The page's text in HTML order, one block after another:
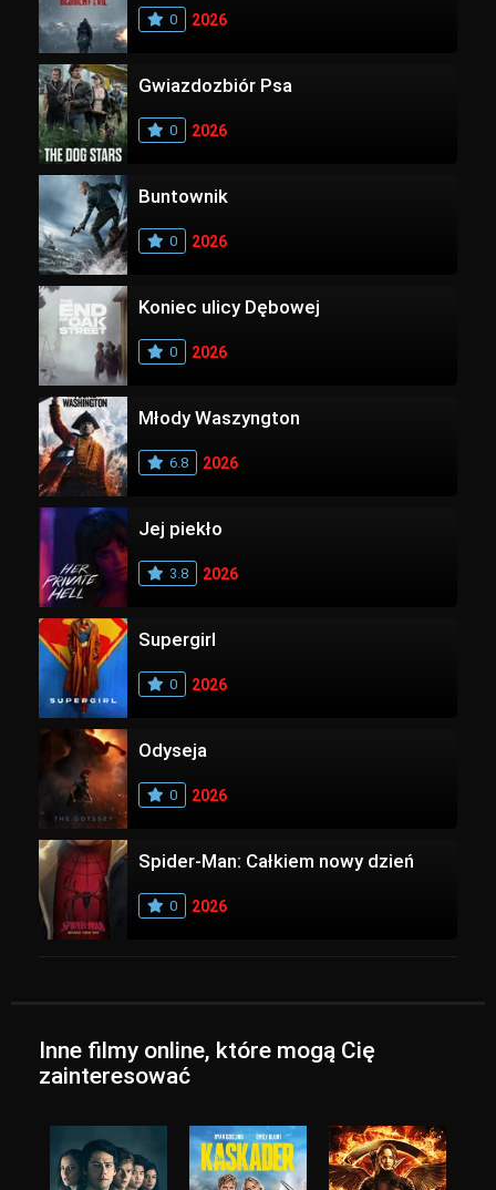
0 2026
Gwiazdozbiór Psa
0 2026
Buntownik
0 2026
Koniec ulicy Dębowej
0 2026
Młody Waszyngton
6.8 2026
Jej piekło
3.8 2026
Supergirl
0 2026
Odyseja
0 2026
Spider-Man: Całkiem nowy dzień
0 2026
Inne filmy online, które mogą Cię
zainteresować